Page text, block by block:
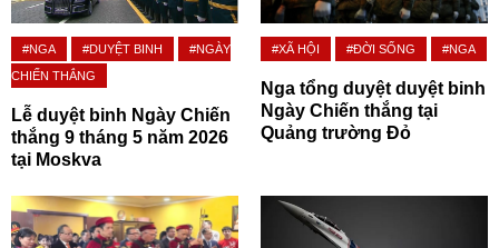
#NGA #DUYỆT BINH
#NGÀY
CHIẾN THẮNG
Lễ duyệt binh Ngày Chiến
thắng 9 tháng 5 năm 2026
tại Moskva
#XÃ HỘI #ĐỜI SỐNG #NGA
Nga tổng duyệt duyệt binh
Ngày Chiến thắng tại
Quảng trường Đỏ